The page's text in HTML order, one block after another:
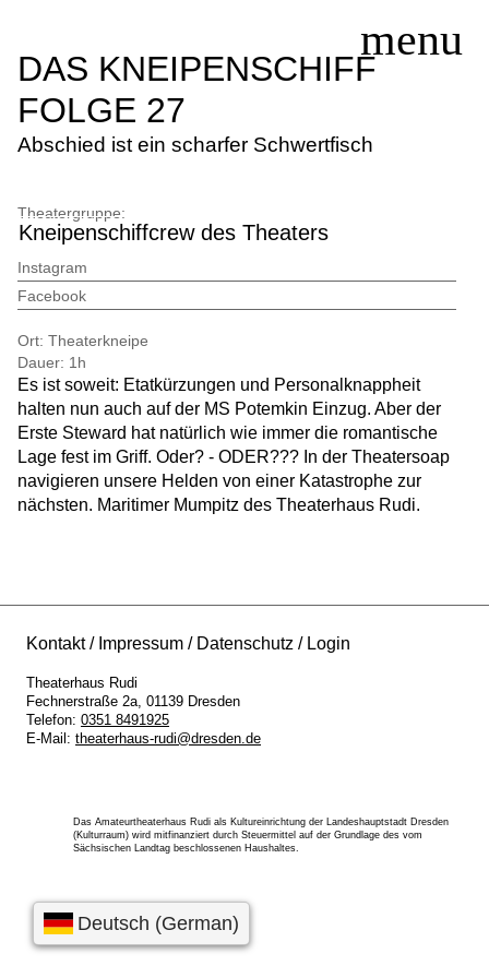
SERVICE
KURSE/WORKSHOPS
EINTRITTSPREISE
AKTUELLES
DAS KNEIPENSCHIFF
FOLGE 27
Abschied ist ein scharfer Schwertfisch
Theatergruppe:
Kneipenschiffcrew des Theaters
Instagram
Facebook
Ort: Theaterkneipe
Dauer: 1h
Es ist soweit: Etatkürzungen und Personalknappheit
halten nun auch auf der MS Potemkin Einzug. Aber der
Erste Steward hat natürlich wie immer die romantische
Lage fest im Griff. Oder? - ODER??? In der Theatersoap
navigieren unsere Helden von einer Katastrophe zur
nächsten. Maritimer Mumpitz des Theaterhaus Rudi.
Das Amateurtheaterhaus Rudi als Kultureinrichtung der Landeshauptstadt Dresden
(Kulturraum) wird mitfinanziert durch Steuermittel auf der Grundlage des vom
Sächsischen Landtag beschlossenen Haushaltes.
Kontakt Impressum Datenschutz Login
Theaterhaus Rudi
Fechnerstraße 2a 01139 Dresden
Telefon: 0351 8491925
E-Mail: theaterhaus-rudi@dresden.de